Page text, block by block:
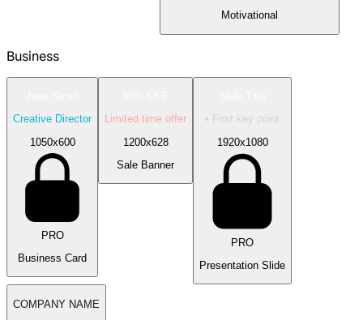
Motivational
Business
Creative Director
1050x600
PRO
Business Card
Limited time offer
1200x628
Sale Banner
• First key point
1920x1080
PRO
Presentation Slide
COMPANY NAME